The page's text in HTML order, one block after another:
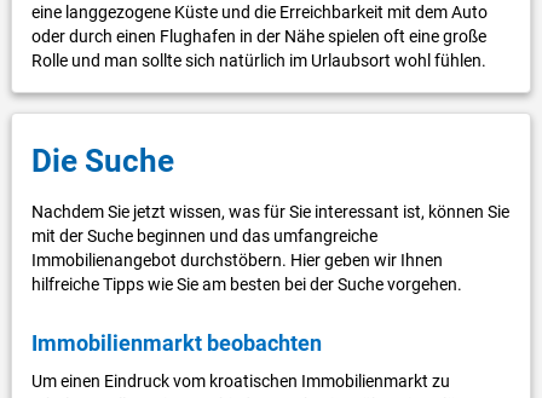
eine langgezogene Küste und die Erreichbarkeit mit dem Auto
oder durch einen Flughafen in der Nähe spielen oft eine große
Rolle und man sollte sich natürlich im Urlaubsort wohl fühlen.
Die Suche
Nachdem Sie jetzt wissen, was für Sie interessant ist, können Sie
mit der Suche beginnen und das umfangreiche
Immobilienangebot durchstöbern. Hier geben wir Ihnen
hilfreiche Tipps wie Sie am besten bei der Suche vorgehen.
Immobilienmarkt beobachten
Um einen Eindruck vom kroatischen Immobilienmarkt zu